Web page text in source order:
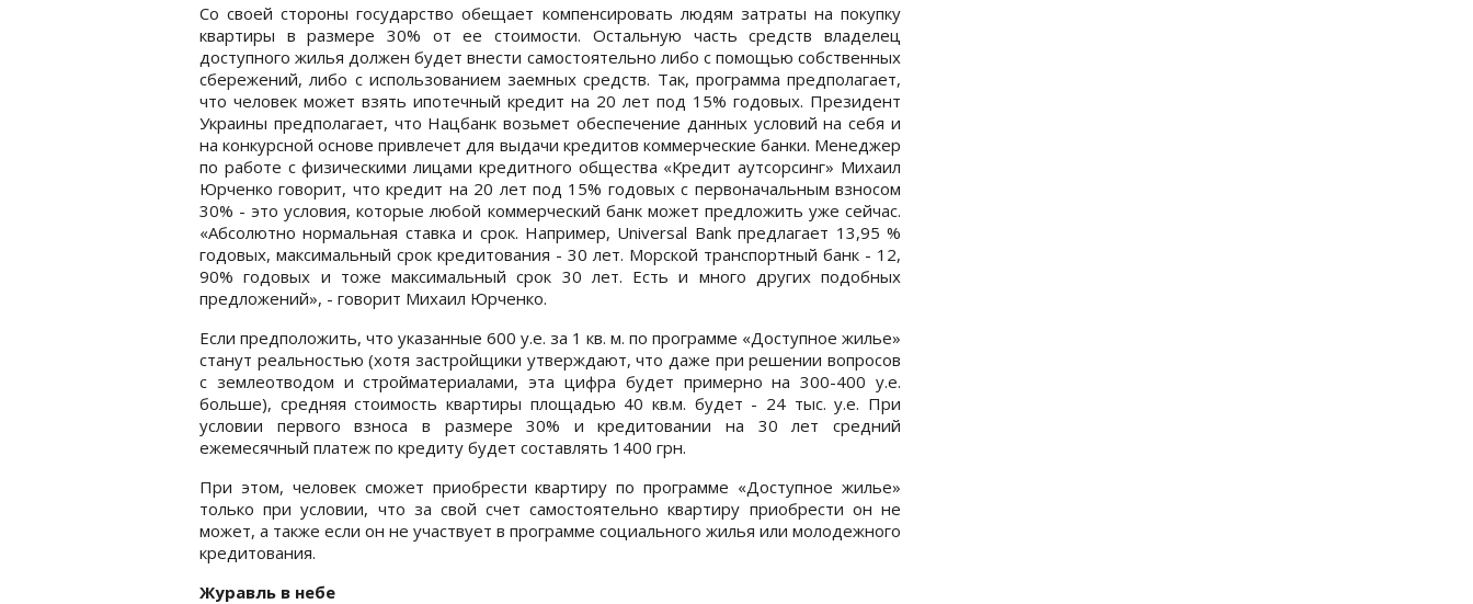
Со своей стороны государство обещает компенсировать людям затраты на покупку
квартиры в размере 30% от ее стоимости. Остальную часть средств владелец
доступного жилья должен будет внести самостоятельно либо с помощью собственных
сбережений, либо с использованием заемных средств. Так, программа предполагает,
что человек может взять ипотечный кредит на 20 лет под 15% годовых. Президент
Украины предполагает, что Нацбанк возьмет обеспечение данных условий на себя и
на конкурсной основе привлечет для выдачи кредитов коммерческие банки. Менеджер
по работе с физическими лицами кредитного общества «Кредит аутсорсинг» Михаил
Юрченко говорит, что кредит на 20 лет под 15% годовых с первоначальным взносом
30% - это условия, которые любой коммерческий банк может предложить уже сейчас.
«Абсолютно нормальная ставка и срок. Например, Universal Bank предлагает 13,95 %
годовых, максимальный срок кредитования - 30 лет. Морской транспортный банк - 12,
90% годовых и тоже максимальный срок 30 лет. Есть и много других подобных
предложений», - говорит Михаил Юрченко.
Если предположить, что указанные 600 у.е. за 1 кв. м. по программе «Доступное жилье»
станут реальностью (хотя застройщики утверждают, что даже при решении вопросов
с землеотводом и стройматериалами, эта цифра будет примерно на 300-400 у.е.
больше), средняя стоимость квартиры площадью 40 кв.м. будет - 24 тыс. у.е. При
условии первого взноса в размере 30% и кредитовании на 30 лет средний
ежемесячный платеж по кредиту будет составлять 1400 грн.
При этом, человек сможет приобрести квартиру по программе «Доступное жилье»
только при условии, что за свой счет самостоятельно квартиру приобрести он не
может, а также если он не участвует в программе социального жилья или молодежного
кредитования.
Журавль в небе